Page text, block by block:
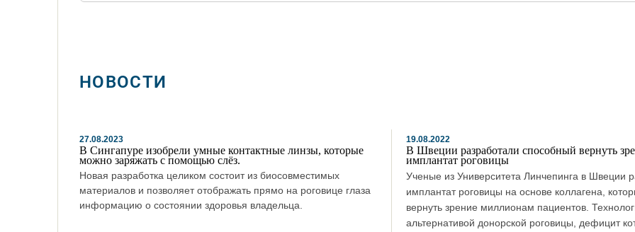
НОВОСТИ
27.08.2023
В Сингапуре изобрели умные контактные линзы, которые
можно заряжать с помощью слёз.
Новая разработка целиком состоит из биосовместимых
материалов и позволяет отображать прямо на роговице глаза
информацию о состоянии здоровья владельца.
19.08.2022
В Швеции разработали способный вернуть
имплантат роговицы
Ученые из Университета Линчепинга в Швеции
имплантат роговицы на основе коллагена,
вернуть зрение миллионам пациентов.
альтернативой донорской роговицы, дефицит